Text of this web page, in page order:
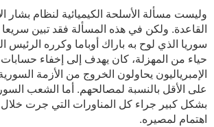
وليست مسألة الأسلحة الكيميائية لنظام بشار
القاعدة. ولكن في هذه المسألة فقد تبين
سوريا الذي لوح به باراك أوباما وكرره الرئيس
حياء من المهزلة، كان يهدف إلى إخفاء
الإمبرياليون يحاولون الخروج من الأزمة
على الأقل بالنسبة لمصالحهم. أما الشعب
بشكل كبير جراء كل المناورات التي جرت
اهتمام لمصيره.